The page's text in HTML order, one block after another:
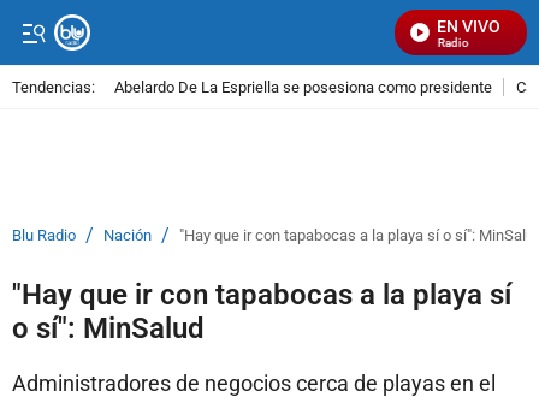
EN VIVO
Señal Visual Radio
Tendencias: Abelardo De La Espriella se posesiona como presidente
Blu Radio / Nación / "Hay que ir con tapabocas a la playa sí o sí":
"Hay que ir con tapabocas a la playa sí
o sí": MinSalud
Administradores de negocios cerca de playas en el